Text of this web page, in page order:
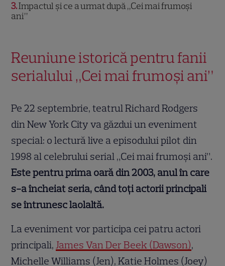
3 Impactul și ce a urmat după „Cei mai frumoși
ani”
Reuniune istorică pentru fanii
serialului „Cei mai frumoși ani”
Pe 22 septembrie, teatrul Richard Rodgers
din New York City va găzdui un eveniment
special: o lectură live a episodului pilot din
1998 al celebrului serial „Cei mai frumoși ani”.
Este pentru prima oară din 2003, anul în care
s-a încheiat seria, când toți actorii principali
se întrunesc laolaltă.
La eveniment vor participa cei patru actori
principali,James Van Der Beek (Dawson),
Michelle Williams (Jen), Katie Holmes (Joey)